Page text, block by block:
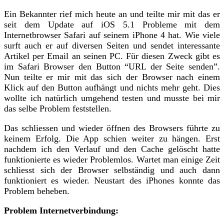
Ein Bekannter rief mich heute an und teilte mir mit das er
seit dem Update auf iOS 5.1 Probleme mit dem
Internetbrowser Safari auf seinem iPhone 4 hat. Wie viele
surft auch er auf diversen Seiten und sendet interessante
Artikel per Email an seinen PC. Für diesen Zweck gibt es
im Safari Browser den Button “URL der Seite senden”.
Nun teilte er mir mit das sich der Browser nach einem
Klick auf den Button aufhängt und nichts mehr geht. Dies
wollte ich natürlich umgehend testen und musste bei mir
das selbe Problem feststellen.
Das schliessen und wieder öffnen des Browsers führte zu
keinem Erfolg. Die App schien weiter zu hängen. Erst
nachdem ich den Verlauf und den Cache gelöscht hatte
funktionierte es wieder Problemlos. Wartet man einige Zeit
schliesst sich der Browser selbständig und auch dann
funktioniert es wieder. Neustart des iPhones konnte das
Problem beheben.
Problem Internetverbindung: